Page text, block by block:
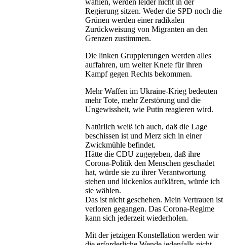
Regierung sitzen. Weder die SPD noch die
Grünen werden einer radikalen
Zurückweisung von Migranten an den
Grenzen zustimmen.
Die linken Gruppierungen werden alles
auffahren, um weiter Knete für ihren
Kampf gegen Rechts bekommen.
Mehr Waffen im Ukraine-Krieg bedeuten
mehr Tote, mehr Zerstörung und die
Ungewissheit, wie Putin reagieren wird.
Natürlich weiß ich auch, daß die Lage
beschissen ist und Merz sich in einer
Zwickmühle befindet.
Hätte die CDU zugegeben, daß ihre
Corona-Politik den Menschen geschadet
hat, würde sie zu ihrer Verantwortung
stehen und lückenlos aufklären, würde ich
sie wählen.
Das ist nicht geschehen. Mein Vertrauen ist
verloren gegangen. Das Corona-Regime
kann sich jederzeit wiederholen.
Mit der jetzigen Konstellation werden wir